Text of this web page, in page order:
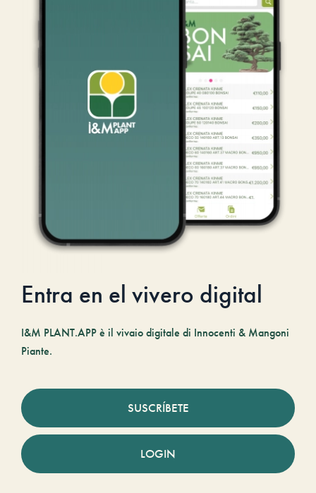
Entra en el vivero digital
I&M PLANT.APP è il vivaio digitale di Innocenti & Mangoni
Piante.
SUSCRÍBETE
LOGIN